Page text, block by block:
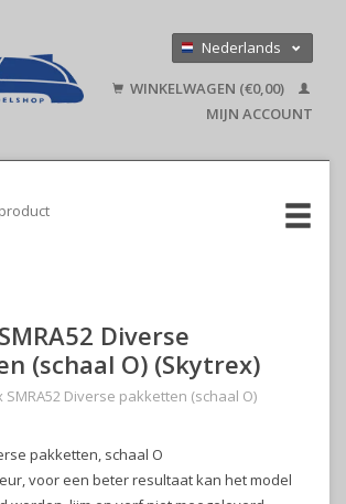
Nederlands
English
WINKELWAGEN (€0,00)
MIJN ACCOUNT
Diverse
(schaal O) (Skytrex)
SMRA52 Diverse pakketten (schaal O)
pakketten, schaal O
voor een beter resultaat kan het model